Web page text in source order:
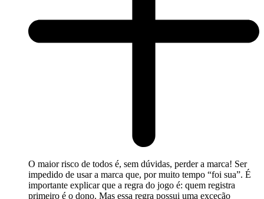
O maior risco de todos é, sem dúvidas, perder a marca! Ser
impedido de usar a marca que, por muito tempo “foi sua”. É
importante explicar que a regra do jogo é: quem registra
primeiro é o dono. Mas essa regra possui uma exceção